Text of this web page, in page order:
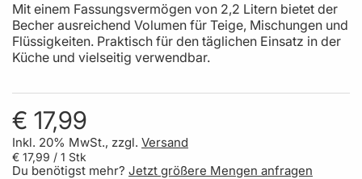
Mit einem Fassungsvermögen von 2,2 Litern bietet der
Becher ausreichend Volumen für Teige, Mischungen und
Flüssigkeiten. Praktisch für den täglichen Einsatz in der
Küche und vielseitig verwendbar.
€ 17,99
Inkl. 20% MwSt., zzgl. Versand
€ 17,99 / 1 Stk
Du benötigst mehr? Jetzt größere Mengen anfragen